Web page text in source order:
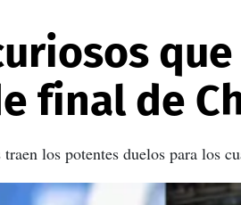
final de
los potentes duelos para los